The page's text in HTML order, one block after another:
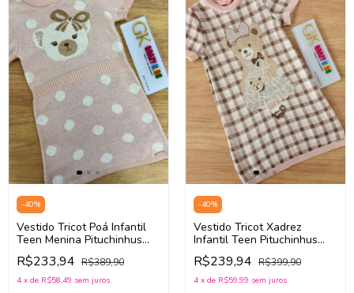
-40%
Vestido Tricot Poá Infantil
Teen Menina Pituchinhus
30215 (Rosa Claro)
R$233,94 R$389,90
4 x de R$58,49 sem juros
-40%
Vestido Tricot Xadrez
Infantil Teen Pituchinhus
30203 (Marrom/Off White)
R$239,94 R$399,90
4 x de R$59,99 sem juros